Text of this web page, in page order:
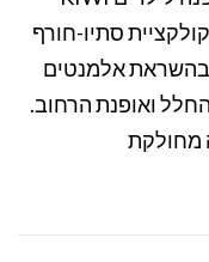
סתיו-חורף
2017/18 בהשראת אלמנטים
ואופנת הרחוב.
מחולקת